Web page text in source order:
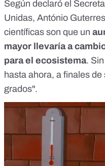
Según declaró el
Unidas, António
científicas son que un
mayor llevaría a
para el ecosistema.
hasta ahora, a finales
grados".